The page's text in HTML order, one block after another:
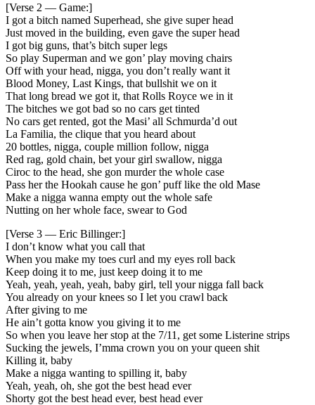
[Verse 2 — Game:]
I got a bitch named Superhead, she give super head
Just moved in the building, even gave the super head
I got big guns, that’s bitch super legs
So play Superman and we gon’ play moving chairs
Off with your head, nigga, you don’t really want it
Blood Money, Last Kings, that bullshit we on it
That long bread we got it, that Rolls Royce we in it
The bitches we got bad so no cars get tinted
No cars get rented, got the Masi’ all Schmurda’d out
La Familia, the clique that you heard about
20 bottles, nigga, couple million follow, nigga
Red rag, gold chain, bet your girl swallow, nigga
Ciroc to the head, she gon murder the whole case
Pass her the Hookah cause he gon’ puff like the old Mase
Make a nigga wanna empty out the whole safe
Nutting on her whole face, swear to God
[Verse 3 — Eric Billinger:]
I don’t know what you call that
When you make my toes curl and my eyes roll back
Keep doing it to me, just keep doing it to me
Yeah, yeah, yeah, yeah, baby girl, tell your nigga fall back
You already on your knees so I let you crawl back
After giving to me
He ain’t gotta know you giving it to me
So when you leave her stop at the 7/11, get some Listerine strips
Sucking the jewels, I’mma crown you on your queen shit
Killing it, baby
Make a nigga wanting to spilling it, baby
Yeah, yeah, oh, she got the best head ever
Shorty got the best head ever, best head ever